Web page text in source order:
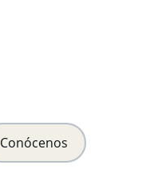
Conócenos